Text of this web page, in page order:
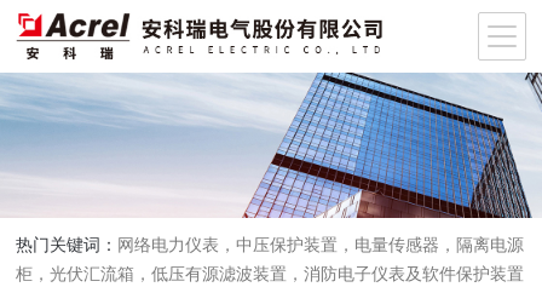
热门关键词： 网络电力仪表，中压保护装置，电量传感器，隔离电源
柜，光伏汇流箱，低压有源滤波装置，消防电子仪表及软件保护装置